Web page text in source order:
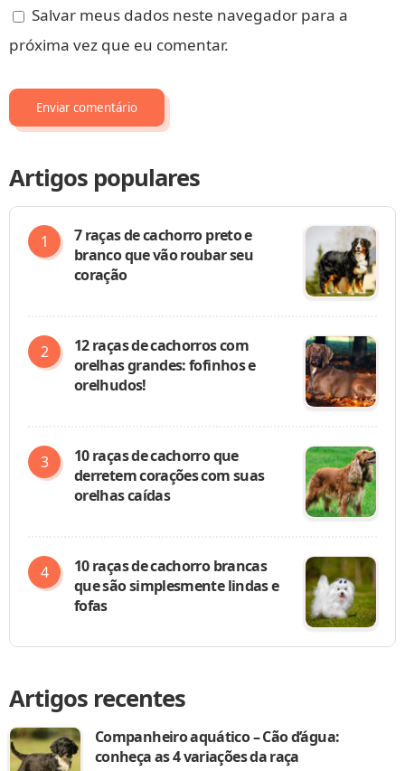
Salvar meus dados neste navegador para a
próxima vez que eu comentar.
Artigos populares
7 raças de cachorro preto e
branco que vão roubar seu
coração
12 raças de cachorros com
orelhas grandes: fofinhos e
orelhudos!
10 raças de cachorro que
derretem corações com suas
orelhas caídas
10 raças de cachorro brancas
que são simplesmente lindas e
fofas
Artigos recentes
Companheiro aquático – Cão d’água:
conheça as 4 variações da raça